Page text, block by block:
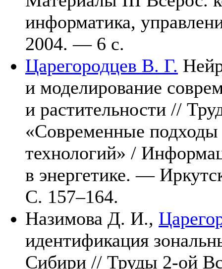
информатика,
2004. — 6 c.
Царегородцев В. Г.
и моделирование
и растительности //
«Современные
технологий» /
в энергетике. —
С. 157–164.
Назимова Д. И.,
идентификация
Сибири // Труды 2-ой